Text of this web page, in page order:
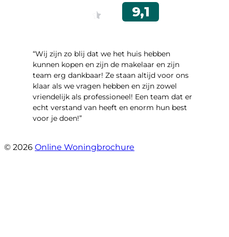
“Wij zijn zo blij dat we het huis hebben
kunnen kopen en zijn de makelaar en zijn
team erg dankbaar! Ze staan altijd voor ons
klaar als we vragen hebben en zijn zowel
vriendelijk als professioneel! Een team dat er
echt verstand van heeft en enorm hun best
voor je doen!”
© 2026 Online Woningbrochure